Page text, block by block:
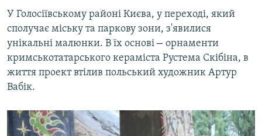
У Голосіївському районі Києва, у переході, який
сполучає міську та паркову зони, з'явилися
унікальні малюнки. В їх основі – орнаменти
кримськотатарського кераміста Рустема Скібіна, в
життя проект втілив польський художник Артур
Вабік.